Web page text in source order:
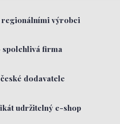
regionálními výrobci
spolehlivá firma
dodavatele
udržitelný e-shop